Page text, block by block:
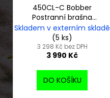
d
k
t
ů
450CL-C Bobber
Postranní brašna
CFMOTO včetně
držáku
Skladem v externím skladě
(5 ks)
3 298 Kč bez DPH
3 990 Kč
DO KOŠÍKU
u
j
e
m
e